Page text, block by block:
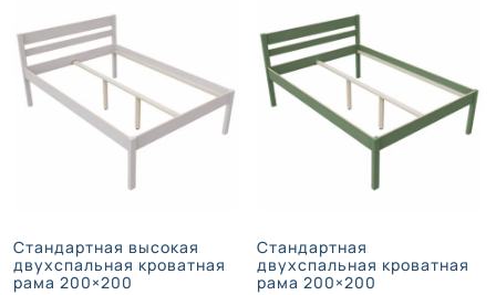
Стандартная высокая
двухспальная кроватная
рама 200×200
Стандартная
двухспальная кроватная
рама 200×200